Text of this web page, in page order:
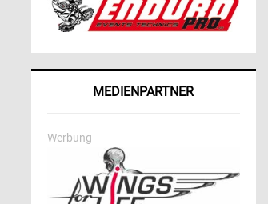
MEDIENPARTNER
Werbung